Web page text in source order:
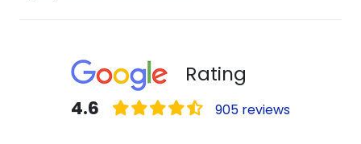
Rating
4.6 905 reviews